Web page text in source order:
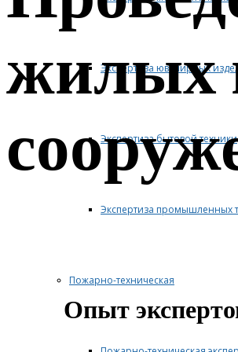
Экспертиза ювелирных
Экспертиза бытовой техники
Экспертиза промышленных
Пожарно-техническая
жилых
Опыт